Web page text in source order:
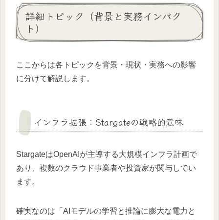
詳細トピック（背景と実務インパク
ト）
ここからは各トピックを背景・現状・実務への影響
に分けて解説します。
インフラ拡張：Stargateの戦略的意味
StargateはOpenAIが主導する大規模インフラ計画で
あり、複数のクラウド事業者や投資家が関与してい
ます。
確実なのは「AIモデルの学習と推論に膨大な電力と